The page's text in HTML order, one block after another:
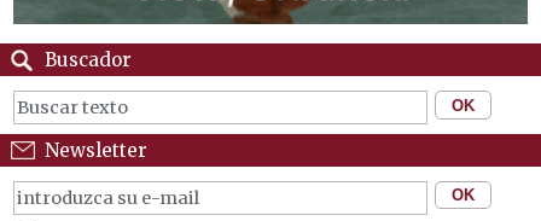
Buscador
Newsletter